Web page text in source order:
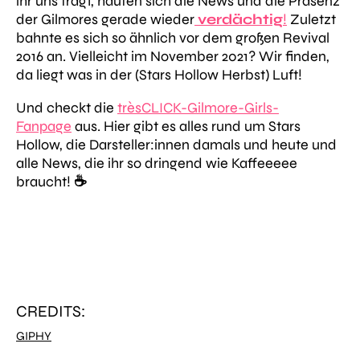
der Gilmores gerade wiederverdächtig! Zuletzt
bahnte es sich so ähnlich vor dem großen Revival
2016 an. Vielleicht im November 2021? Wir finden,
da liegt was in der (Stars Hollow Herbst) Luft!
Und checkt die trèsCLICK-Gilmore-Girls-
Fanpage aus. Hier gibt es alles rund um Stars
Hollow, die Darsteller:innen damals und heute und
alle News, die ihr so dringend wie Kaffeeeee
braucht! ☕️
CREDITS:
GIPHY